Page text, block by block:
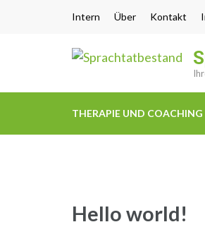
Intern Über Kontakt
THERAPIE UND COACHING
Hello world!